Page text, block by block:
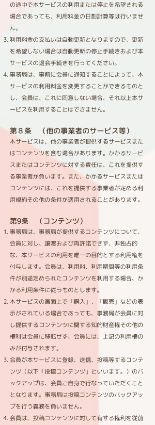
の途中で本サービスの利用または停止を希望される
場合であっても、利用料金の日割計算等は行いませ
ん。
利用料金の支払いは自動更新となりますので、更新
を希望しない場合は自動更新の停止手続きおよび本
サービスの退会手続きを行ってください。
事務局は、事前に会員に通知することによって、本
サービスの利用料金を変更することができるものと
し、会員は、これに同意しない場合、それ以上本サ
ービスを利用することはできません。
第８条 （他の事業者のサービス等）​
本サービスは、他の事業者が提供するサービスまた
はコンテンツを含む場合があります。かかるサービ
スまたはコンテンツに対する責任は、これを提供す
る事業者が負います。また、かかるサービスまたは
コンテンツには、これを提供する事業者が定める利
用規約その他の条件が適用されることがあります。
第9条 （コンテンツ）​
事務局は、事務局が提供するコンテンツについて、
会員に対し、譲渡および再許諾できず、非独占的
な、本サービスの利用を唯一の目的とする利用権を
付与します。会員は、利用料、利用期間等の利用条
件が別途定められたコンテンツを利用する場合、か
かる利用条件に従うものとします。
本サービスの画面上で「購入」、「販売」などの表
示がされている場合であっても、事務局が会員に対
し提供するコンテンツに関する知的財産権その他の
権利は会員に移転せず、会員には、上記の利用権の
みが付与されます。
会員が本サービスに登録、送信、投稿等するコンテ
ンツ（以下「投稿コンテンツ」といいます。）のバ
ックアップは、会員ご自身で行なっていただくこと
となります。事務局は投稿コンテンツのバックアッ
プを行う義務を負いません。
会員は、投稿コンテンツに対して有する権利を従前